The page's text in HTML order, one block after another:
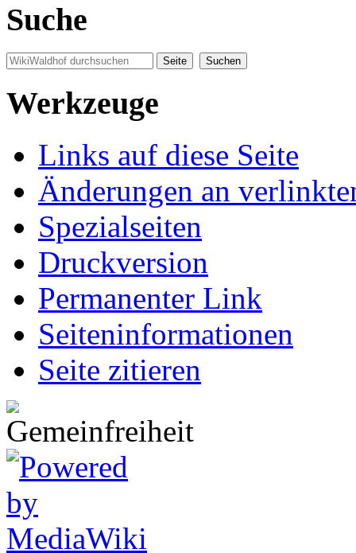
Suche
Werkzeuge
Links auf diese Seite
Änderungen an
Spezialseiten
Druckversion
Permanenter Link
Seiten­informationen
Seite zitieren